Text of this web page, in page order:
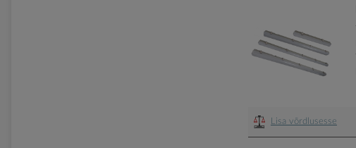
Lisa võrdlusesse